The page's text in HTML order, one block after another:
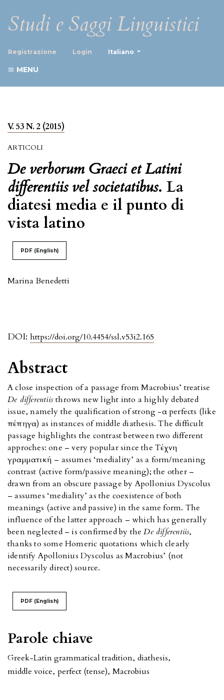
Studi e Saggi Linguistici
Registrazione Login Italiano
MENU
V. 53 N. 2 (2015)
ARTICOLI
De verborum Graeci et Latini
differentiis vel societatibus. La
diatesi media e il punto di
vista latino
PDF (English)
Marina Benedetti
DOI: https://doi.org/10.4454/ssl.v53i2.165
Parole chiave
Greek-Latin grammatical tradition, diathesis,
middle voice, perfect (tense), Macrobius
Abstract
A close inspection of a passage from Macrobius’ treatise
De differentiisthrows new light into a highly debated
issue, namely the qualification of strong -α perfects (like
πέπηγα) as instances of middle diathesis. The difficult
passage highlights the contrast between two different
approches: one – very popular since the Tέχνη
γραμματική – assumes ‘mediality’ as a form/meaning
contrast (active form/passive meaning); the other –
drawn from an obscure passage by Apollonius Dyscolus
– assumes ‘mediality’ as the coexistence of both
meanings (active and passive) in the same form. The
influence of the latter approach – which has generally
been neglected – is confirmed by theDe differentiis,
thanks to some Homeric quotations which clearly
identify Apollonius Dyscolus as Macrobius’ (not
necessarily direct) source.
PDF (English)